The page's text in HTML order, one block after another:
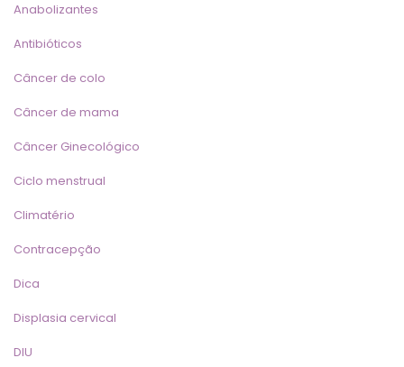
Anabolizante
Antibiótico
Câncer de colo
Câncer de mama
Câncer Ginecológico
Ciclo menstrual
Climatério
Contracepção
Dica
Displasia cervical
DIU